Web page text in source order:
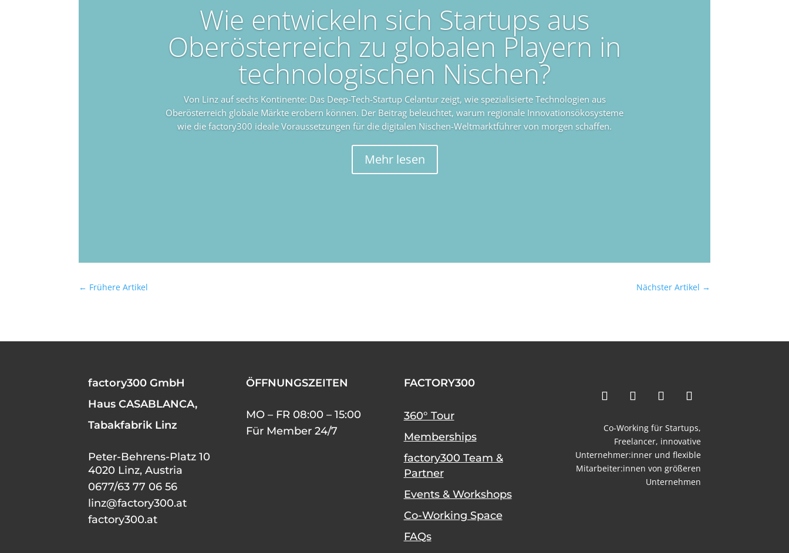
Wie entwickeln sich Startups aus
Oberösterreich zu globalen Playern in
technologischen Nischen?
Von Linz auf sechs Kontinente: Das Deep-Tech-Startup Celantur zeigt, wie spezialisierte Technologien aus
Oberösterreich globale Märkte erobern können. Der Beitrag beleuchtet, warum regionale Innovationsökosysteme
wie die factory300 ideale Voraussetzungen für die digitalen Nischen-Weltmarktführer von morgen schaffen.
Mehr lesen
← Frühere Artikel Nächster Artikel →
factory300 GmbH
Haus CASABLANCA,
Tabakfabrik Linz
Peter-Behrens-Platz 10
4020 Linz, Austria
0677/63 77 06 56
linz@factory300.at
factory300.at
ÖFFNUNGSZEITEN
MO – FR 08:00 – 15:00
Für Member 24/7
FACTORY300
360° Tour
Memberships
factory300 Team &
Partner
Events & Workshops
Co-Working Space
FAQs
Co-Working für Startups,
Freelancer, innovative
Unternehmer:inner und flexible
Mitarbeiter:innen von größeren
Unternehmen